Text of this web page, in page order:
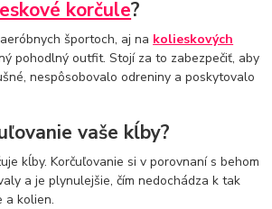
korčule?
športoch, aj na kolieskových
pohodlný outfit. Stojí za to zabezpečiť, aby
nespôsobovalo odreniny a poskytovalo
vaše kĺby?
kĺby. Korčuľovanie si v porovnaní s behom
a je plynulejšie, čím nedochádza k tak
a kolien.